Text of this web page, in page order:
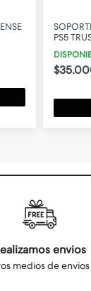
PS5
envios
medios de